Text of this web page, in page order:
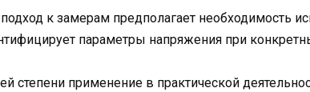
к замерам предполагает необходимость
параметры напряжения при
степени применение в практической